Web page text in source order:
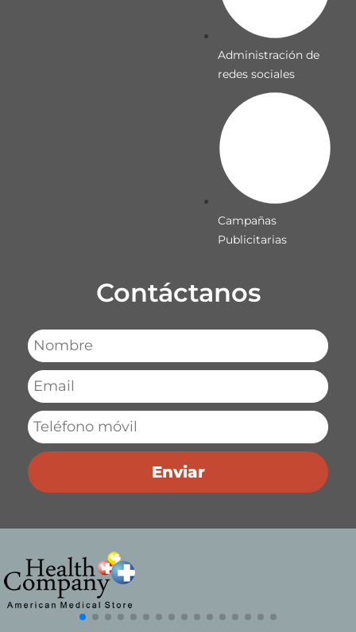
Administración de
redes sociales
Campañas
Publicitarias
Contáctanos
Enviar